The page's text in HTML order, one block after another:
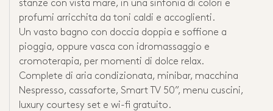
stanze con vista mare, in una sinfonia di colori e
profumi arricchita da toni caldi e accoglienti.
Un vasto bagno con doccia doppia e soffione a
pioggia, oppure vasca con idromassaggio e
cromoterapia, per momenti di dolce relax.
Complete di aria condizionata, minibar, macchina
Nespresso, cassaforte, Smart TV 50”, menu cuscini,
luxury courtesy set e wi-fi gratuito.